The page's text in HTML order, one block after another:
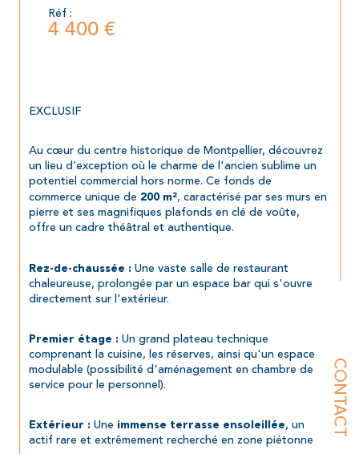
CONTACT
Réf :
4 400 €
EXCLUSIF
Au cœur du centre historique de Montpellier, découvrez
un lieu d’exception où le charme de l'ancien sublime un
potentiel commercial hors norme. Ce fonds de
commerce unique de 200 m², caractérisé par ses murs en
pierre et ses magnifiques plafonds en clé de voûte,
offre un cadre théâtral et authentique.
Rez-de-chaussée : Une vaste salle de restaurant
chaleureuse, prolongée par un espace bar qui s'ouvre
directement sur l'extérieur.
Premier étage : Un grand plateau technique
comprenant la cuisine, les réserves, ainsi qu'un espace
modulable (possibilité d'aménagement en chambre de
service pour le personnel).
Extérieur : Une immense terrasse ensoleillée, un
actif rare et extrêmement recherché en zone piétonne